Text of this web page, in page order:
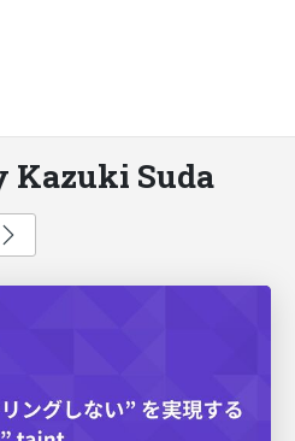
Kazuki Suda